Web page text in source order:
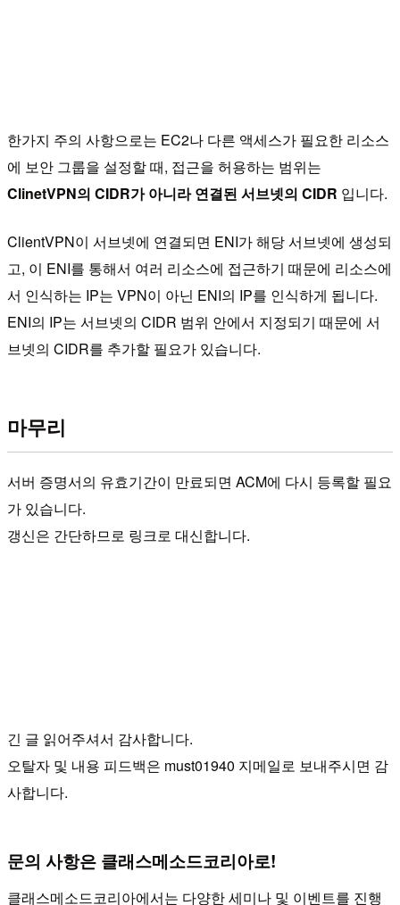
한가지 주의 사항으로는 EC2나 다른 액세스가 필요한 리소스
에 보안 그룹을 설정할 때, 접근을 허용하는 범위는
ClinetVPN의 CIDR가 아니라 연결된 서브넷의 CIDR 입니다.
ClientVPN이 서브넷에 연결되면 ENI가 해당 서브넷에 생성되
고, 이 ENI를 통해서 여러 리소스에 접근하기 때문에 리소스에
서 인식하는 IP는 VPN이 아닌 ENI의 IP를 인식하게 됩니다.
ENI의 IP는 서브넷의 CIDR 범위 안에서 지정되기 때문에 서
브넷의 CIDR를 추가할 필요가 있습니다.
마무리
서버 증명서의 유효기간이 만료되면 ACM에 다시 등록할 필요
가 있습니다.
갱신은 간단하므로 링크로 대신합니다.
긴 글 읽어주셔서 감사합니다.
오탈자 및 내용 피드백은 must01940 지메일로 보내주시면 감
사합니다.
문의 사항은 클래스메소드코리아로!
클래스메소드코리아에서는 다양한 세미나 및 이벤트를 진행